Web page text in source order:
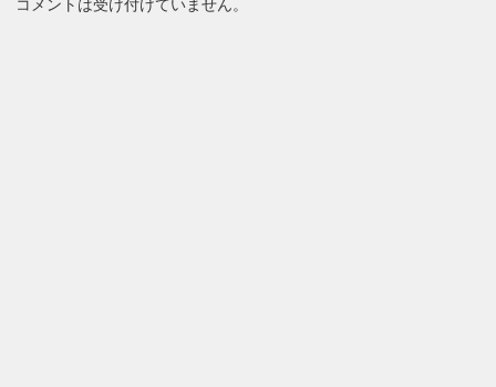
コメントは受け付けていません。